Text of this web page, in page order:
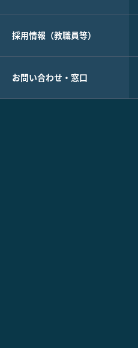
採用情報（教職員等）
お問い合わせ・窓口